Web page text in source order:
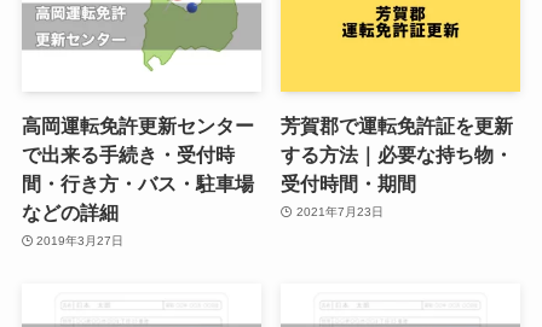
高岡運転免許更新センター
で出来る手続き・受付時
間・行き方・バス・駐車場
などの詳細
2019年3月27日
芳賀郡で運転免許証を更新
する方法｜必要な持ち物・
受付時間・期間
2021年7月23日